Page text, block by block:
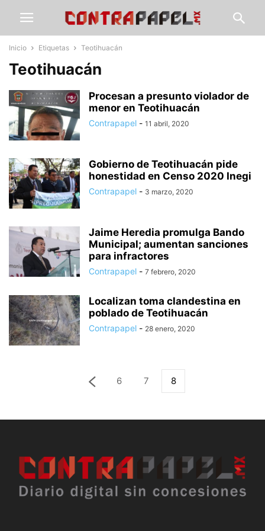
Inicio Etiquetas Teotihuacán
Teotihuacán
Procesan a presunto violador de
menor en Teotihuacán
Contrapapel - 11 abril, 2020
Gobierno de Teotihuacán pide
honestidad en Censo 2020 Inegi
Contrapapel - 3 marzo, 2020
Jaime Heredia promulga Bando
Municipal; aumentan sanciones
para infractores
Contrapapel - 7 febrero, 2020
Localizan toma clandestina en
poblado de Teotihuacán
Contrapapel - 28 enero, 2020
6 7 8